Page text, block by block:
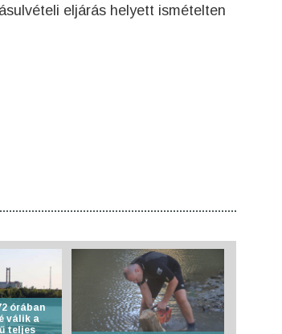
eljárás helyett ismételten
órában
válik a
teljes